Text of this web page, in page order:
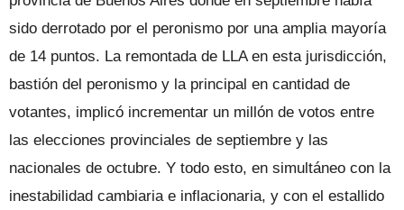
sido derrotado por el peronismo por una amplia mayoría
de 14 puntos. La remontada de LLA en esta jurisdicción,
bastión del peronismo y la principal en cantidad de
votantes, implicó incrementar un millón de votos entre
las elecciones provinciales de septiembre y las
nacionales de octubre. Y todo esto, en simultáneo con la
inestabilidad cambiaria e inflacionaria, y con el estallido